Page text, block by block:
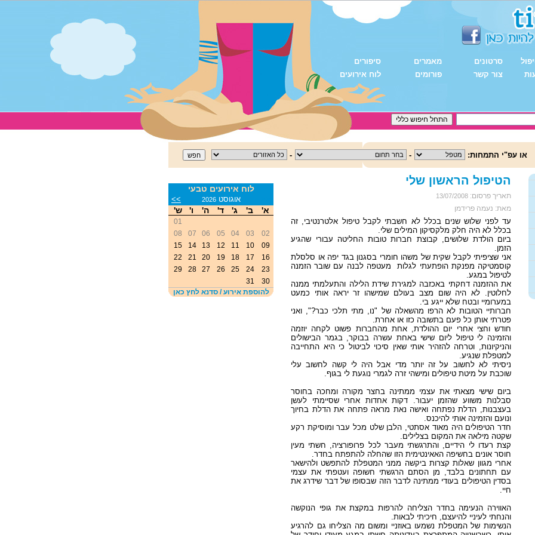
סרטונים מאמרים
סיפורים
צור קשר פורומים
לוח אירועים
או עפ"י התמחות: -
-
הטיפול הראשון שלי
תאריך פרסום: 13/07/2008
מאת: נעמה פרידמן
עד לפני שלוש שנים בכלל לא חשבתי לקבל טיפול אלטרנטיבי, זה
בכלל לא היה חלק מלקסיקון המילים שלי.
ביום הולדת שלושים, קבוצת חברות טובות החליטה עבורי שהגיע
הזמן.
אני שציפיתי לקבל שקית של משהו חומרי בסגנון בגד יפה או סלסלת
קוסמטיקה מפנקת הופתעתי לגלות מעטפה לבנה עם שובר הזמנה
לטיפול במגע.
את ההזמנה דחקתי באכזבה למגירת שידת הלילה והתעלמתי ממנה
לחלוטין. לא היה שום מצב בעולם שמישהו זר יראה אותי כמעט
במערומיי ובטח שלא ייגע בי.
חברותיי הטובות לא הרפו מהשאלה של "נו, מתי תלכי כבר?", ואני
פטרתי אותן כל פעם בתשובה כזו או אחרת.
חודש וחצי אחרי יום ההולדת, אחת מהחברות פשוט לקחה יוזמה
והזמינה לי טיפול ליום שישי באחת עשרה בבוקר, בגמר הבישולים
והניקיונות, וטרחה להזהיר אותי שאין סיכוי לביטול כי היא התחייבה
למטפלת שנגיע.
ניסיתי לא לחשוב על זה יותר מדי אבל היה לי קשה לחשוב עלי
שוכבת על מיטת טיפולים ומישהי זרה לגמרי נוגעת לי בגוף.
ביום שישי מצאתי את עצמי ממתינה בחצר מקורה ומחכה בחוסר
סבלנות משווע שהזמן יעבור. דקות אחדות אחרי שסיימתי לעשן
בעצבנות, הדלת נפתחה ואישה נאת מראה פתחה את הדלת בחיוך
ונועם והזמינה אותי להיכנס.
חדר הטיפולים היה מאוד אסתטי, הלבן שלט מכל עבר ומוסיקת רקע
שקטה מילאה את המקום בצלילים.
קצת רעדו לי הידיים, והתרגשתי מעבר לכל פרופורציה, חשתי מעין
חוסר אונים בחשיפה האאינטימית הזו שהחלה להתפתח בחדר.
אחרי מגוון שאלות קצרות ביקשה ממני המטפלת להתפשט ולהישאר
עם תחתונים בלבד, מן הסתם הרגשתי חשופה ועטפתי את עצמי
בסדין הטיפולים בעודי ממתינה לדבר הזה שבסופו של דבר שידרג את
חיי.
האווירה הנעימה בחדר הצליחה להרפות במקצת את גופי הנוקשה
והנחתי לעיניי להיעצם, חיכיתי לבאות.
הנשימות של המטפלת נשמעו באוזניי ומשום מה הצליחו גם להרגיע
לוח אירועים טבעי
אוגוסט2026
>>
א' ב' ג' ד' ה' ו' ש'
01
02
03
04
05
06
07
08
09
10
11
12
13
14
15
16
17
18
19
20
21
22
23
24
25
26
27
28
29
30
31
להוספת אירוע / סדנא לחץ כאן